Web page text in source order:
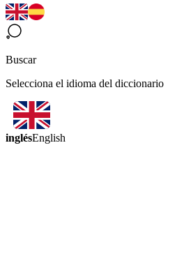
Buscar
Selecciona el idioma del diccionario
inglésEnglish